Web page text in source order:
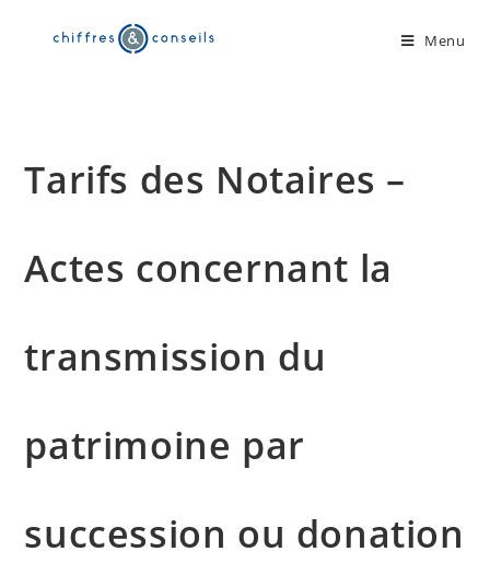
Menu
Tarifs des Notaires –
Actes concernant la
transmission du
patrimoine par
succession ou donation